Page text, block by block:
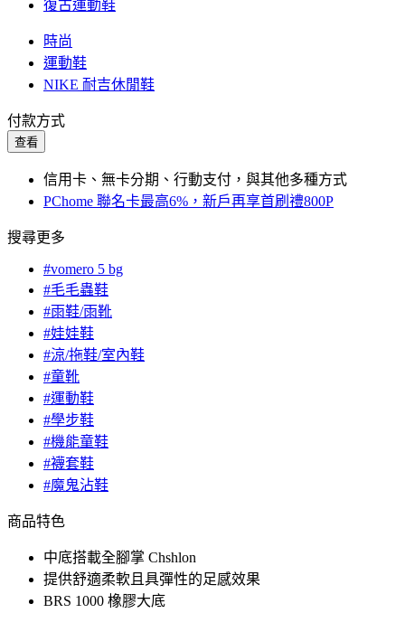
復古運動鞋
時尚
運動鞋
NIKE 耐吉休閒鞋
付款方式
查看
信用卡、無卡分期、行動支付，與其他多種方式
PChome 聯名卡最高6%，新戶再享首刷禮800P
搜尋更多
#vomero 5 bg
#毛毛蟲鞋
#雨鞋/雨靴
#娃娃鞋
#涼/拖鞋/室內鞋
#童靴
#運動鞋
#學步鞋
#機能童鞋
#襪套鞋
#魔鬼沾鞋
商品特色
中底搭載全腳掌 Chshlon
提供舒適柔軟且具彈性的足感效果
BRS 1000 橡膠大底